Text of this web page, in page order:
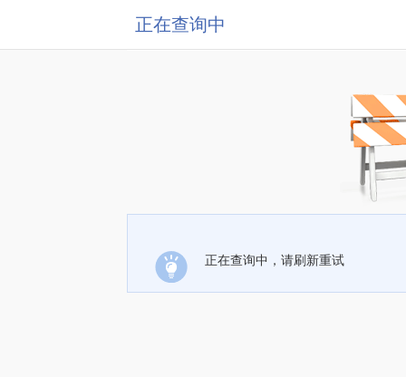
正在查询中
正在查询中，请刷新重试